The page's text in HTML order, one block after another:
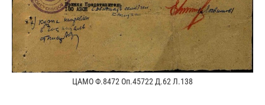
ЦАМО Ф.8472 Оп.45722 Д.62 Л.138